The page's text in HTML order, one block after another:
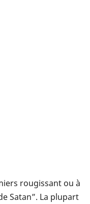
rougissant ou à
Satan”. La plupart